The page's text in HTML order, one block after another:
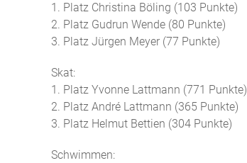
1. Platz Christina Böling (103 Punkte)
2. Platz Gudrun Wende (80 Punkte)
3. Platz Jürgen Meyer (77 Punkte)
Skat:
1. Platz Yvonne Lattmann (771 Punkte)
2. Platz André Lattmann (365 Punkte)
3. Platz Helmut Bettien (304 Punkte)
Schwimmen: